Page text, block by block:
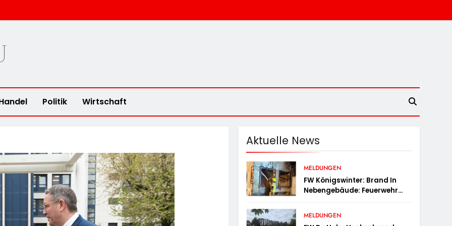
Politik Wirtschaft
Aktuelle News
MELDUNGEN
FW Königswinter: Brand In
Nebengebäude: Feuerwehr
MELDUNGEN